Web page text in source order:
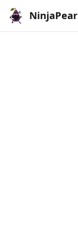
NinjaPear